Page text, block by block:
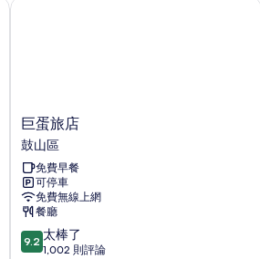
巨
蛋
旅
店
鼓
山
區
巨蛋旅店
鼓山區
免費早餐
可停車
免費無線上網
餐廳
9.2
分，
9.2 太棒了
1,002 則評論